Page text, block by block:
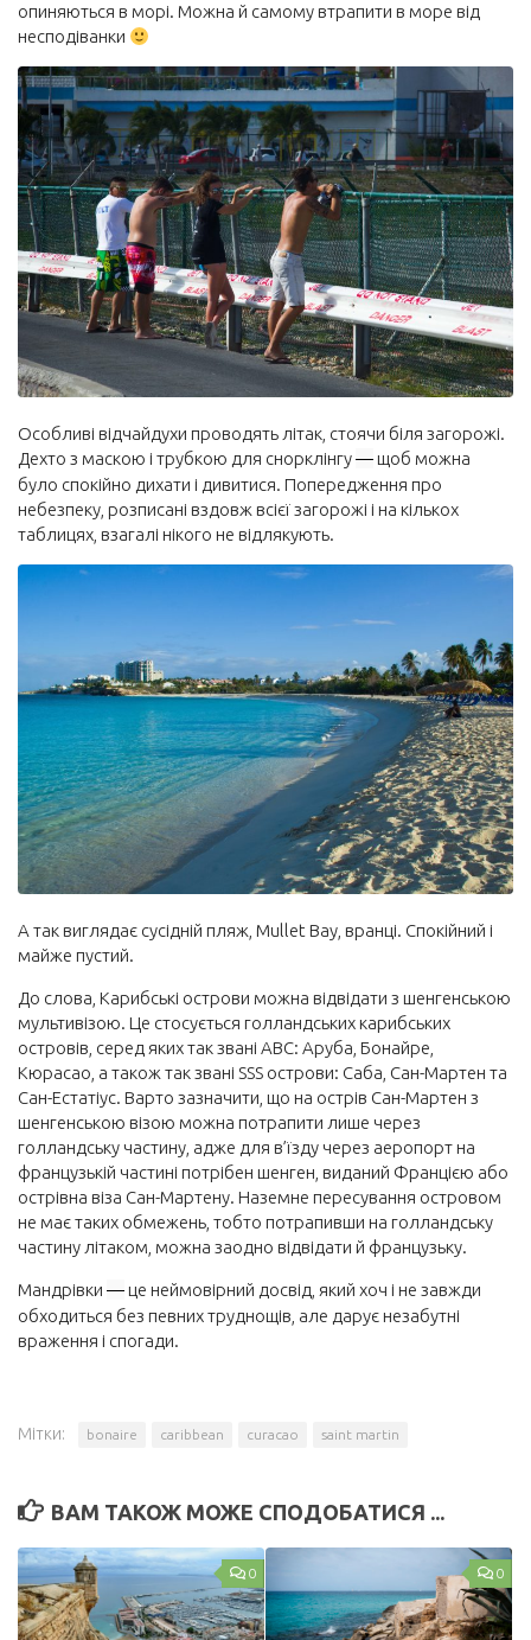
опиняються в морі. Можна й самому втрапити в море від
несподіванки
Особливі відчайдухи проводять літак, стоячи біля загорожі.
Дехто з маскою і трубкою для снорклінгу—щоб можна
було спокійно дихати і дивитися. Попередження про
небезпеку, розписані вздовж всієї загорожі і на кількох
таблицях, взагалі нікого не відлякують.
А так виглядає сусідній пляж, Mullet Bay, вранці. Спокійний і
майже пустий.
До слова, Карибські острови можна відвідати з шенгенською
мультивізою. Це стосується голландських карибських
островів, серед яких так звані ABC: Аруба, Бонайре,
Кюрасао, а також так звані SSS острови: Саба, Сан-Мартен та
Сан-Естатіус. Варто зазначити, що на острів Сан-Мартен з
шенгенською візою можна потрапити лише через
голландську частину, адже для в’їзду через аеропорт на
французькій частині потрібен шенген, виданий Францією або
острівна віза Сан-Мартену. Наземне пересування островом
не має таких обмежень, тобто потрапивши на голландську
частину літаком, можна заодно відвідати й французьку.
Мандрівки —це неймовірний досвід, який хоч і не завжди
обходиться без певних труднощів, але дарує незабутні
враження і спогади.
Мітки: bonaire caribbean curacao saint martin
ВАМ ТАКОЖ МОЖЕ СПОДОБАТИСЯ ...
0 0